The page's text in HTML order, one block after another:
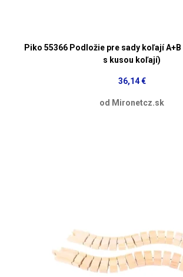
Piko 55366 Podložie pre sady koľají A+B
s kusou koľají)
36,14 €
od Mironetcz.sk